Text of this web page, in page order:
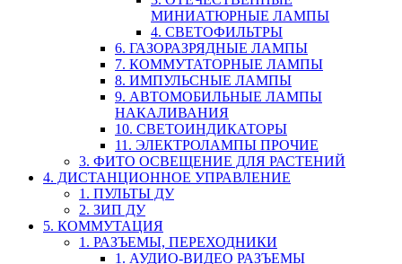
МИНИАТЮРНЫЕ ЛАМПЫ
4. СВЕТОФИЛЬТРЫ
6. ГАЗОРАЗРЯДНЫЕ ЛАМПЫ
7. КОММУТАТОРНЫЕ ЛАМПЫ
8. ИМПУЛЬСНЫЕ ЛАМПЫ
9. АВТОМОБИЛЬНЫЕ ЛАМПЫ
НАКАЛИВАНИЯ
10. СВЕТОИНДИКАТОРЫ
11. ЭЛЕКТРОЛАМПЫ ПРОЧИЕ
3. ФИТО ОСВЕЩЕНИЕ ДЛЯ РАСТЕНИЙ
4. ДИСТАНЦИОННОЕ УПРАВЛЕНИЕ
1. ПУЛЬТЫ ДУ
2. ЗИП ДУ
5. КОММУТАЦИЯ
1. РАЗЪЕМЫ, ПЕРЕХОДНИКИ
1. АУДИО-ВИДЕО РАЗЪЕМЫ